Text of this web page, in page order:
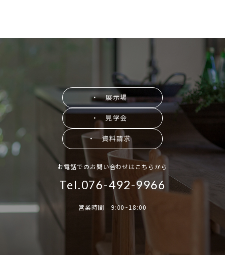
・ 展示場
・ 見学会
・ 資料請求
お電話でのお問い合わせはこちらから
Tel.076-492-9966
営業時間 9:00~18:00